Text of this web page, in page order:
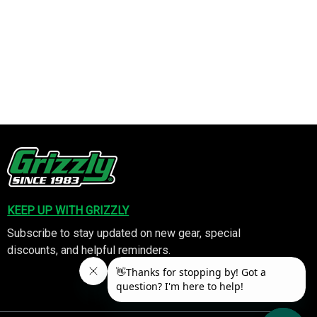
KEEP UP WITH GRIZZLY
Subscribe to stay updated on new gear, special
discounts, and helpful reminders.